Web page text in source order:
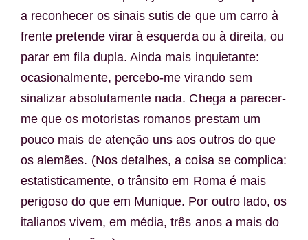
a reconhecer os sinais sutis de que um carro à
frente pretende virar à esquerda ou à direita, ou
parar em fila dupla. Ainda mais inquietante:
ocasionalmente, percebo-me virando sem
sinalizar absolutamente nada. Chega a parecer-
me que os motoristas romanos prestam um
pouco mais de atenção uns aos outros do que
os alemães. (Nos detalhes, a coisa se complica:
estatisticamente, o trânsito em Roma é mais
perigoso do que em Munique. Por outro lado, os
italianos vivem, em média, três anos a mais do